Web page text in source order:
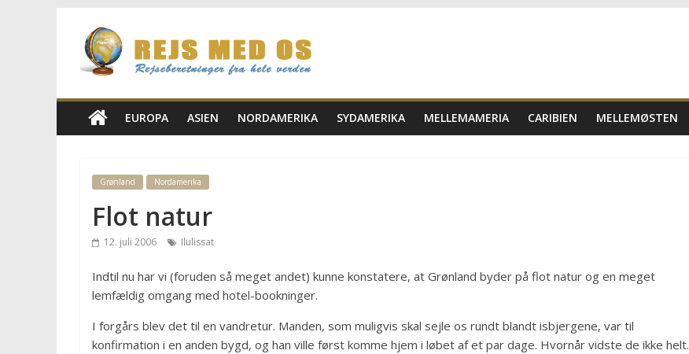
contentRejs
Med
Os
for
Frida,
Marianne
Morten
EUROPA ASIEN NORDAMERIKA SYDAMERIKA MELLEMAMERIA CARIBIEN MELLEMØSTEN
Grønland Nordamerika
Flot natur
12. juli 2006 Ilulissat
Indtil nu har vi (foruden så meget andet) kunne konstatere, at Grønland byder på flot natur og en meget
lemfældig omgang med hotel-bookninger.
I forgårs blev det til en vandretur. Manden, som muligvis skal sejle os rundt blandt isbjergene, var til
konfirmation i en anden bygd, og han ville først komme hjem i løbet af et par dage. Hvornår vidste de ikke helt.